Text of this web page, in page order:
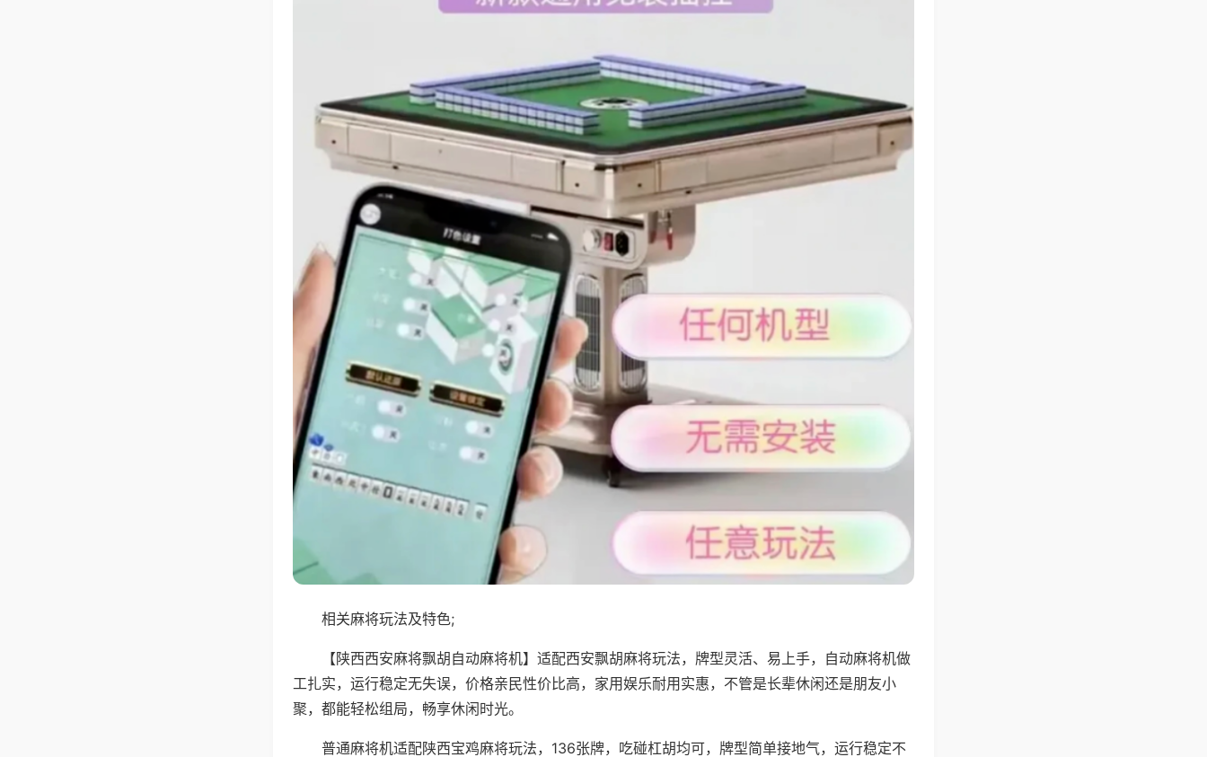
相关麻将玩法及特色;
【陕西西安麻将飘胡自动麻将机】适配西安飘胡麻将玩法，牌型灵活、易上手，自动麻将机做
工扎实，运行稳定无失误，价格亲民性价比高，家用娱乐耐用实惠，不管是长辈休闲还是朋友小
聚，都能轻松组局，畅享休闲时光。
普通麻将机适配陕西宝鸡麻将玩法，136张牌，吃碰杠胡均可，牌型简单接地气，运行稳定不